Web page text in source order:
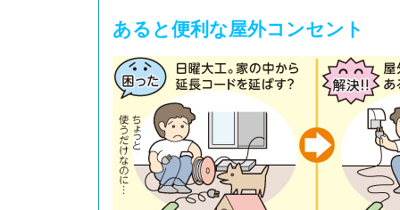
あると便利な屋外コンセント